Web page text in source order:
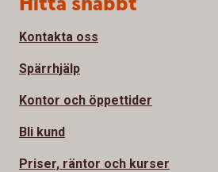
Kontakta oss
Spärrhjälp
Kontor och öppettider
Bli kund
Priser, räntor och kurser